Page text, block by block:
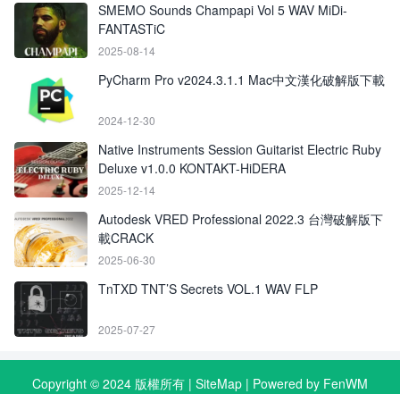
SMEMO Sounds Champapi Vol 5 WAV MiDi-
FANTASTiC
2025-08-14
PyCharm Pro v2024.3.1.1 Mac中文漢化破解版下載
2024-12-30
Native Instruments Session Guitarist Electric Ruby
Deluxe v1.0.0 KONTAKT-HiDERA
2025-12-14
Autodesk VRED Professional 2022.3 台灣破解版下
載CRACK
2025-06-30
TnTXD TNT’S Secrets VOL.1 WAV FLP
2025-07-27
Copyright © 2024 版權所有 | SiteMap | Powered by FenWM